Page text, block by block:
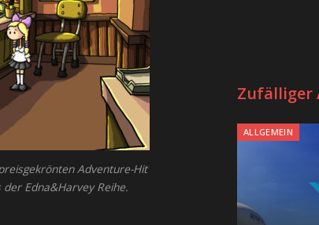
Adventure-Hit
Edna&Harvey Reihe.
Zufälliger
ALLGEMEIN